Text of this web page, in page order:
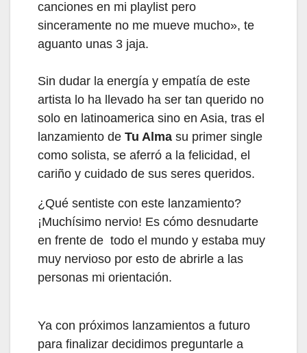
canciones en mi playlist pero
sinceramente no me mueve mucho», te
aguanto unas 3 jaja.
Sin dudar la energía y empatía de este
artista lo ha llevado ha ser tan querido no
solo en latinoamerica sino en Asia, tras el
lanzamiento de Tu Alma su primer single
como solista, se aferró a la felicidad, el
cariño y cuidado de sus seres queridos.
¿Qué sentiste con este lanzamiento?
¡Muchísimo nervio! Es cómo desnudarte
en frente de todo el mundo y estaba muy
muy nervioso por esto de abrirle a las
personas mi orientación.
Ya con próximos lanzamientos a futuro
para finalizar decidimos preguntarle a